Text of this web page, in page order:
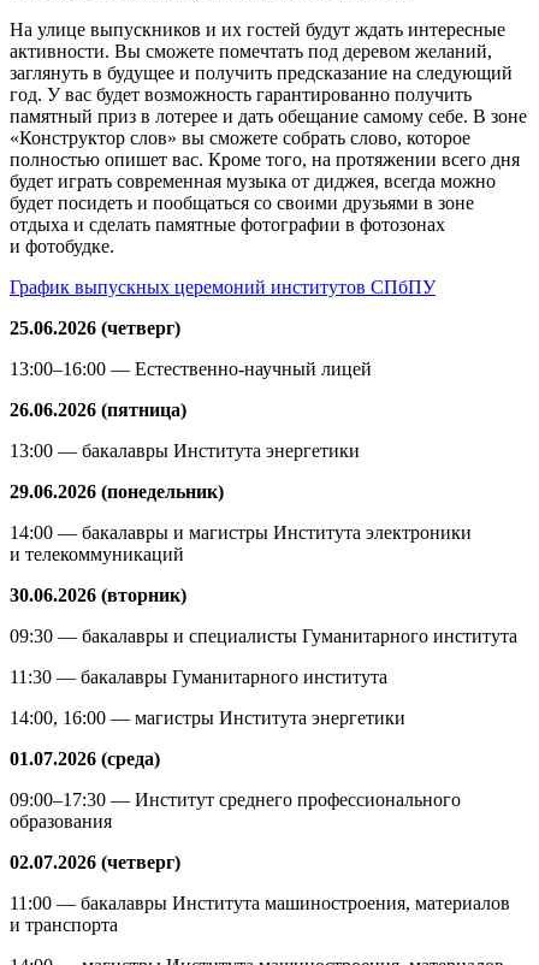
На улице выпускников и их гостей будут ждать интересные
активности. Вы сможете помечтать под деревом желаний,
заглянуть в будущее и получить предсказание на следующий
год. У вас будет возможность гарантированно получить
памятный приз в лотерее и дать обещание самому себе. В зоне
«Конструктор слов» вы сможете собрать слово, которое
полностью опишет вас. Кроме того, на протяжении всего дня
будет играть современная музыка от диджея, всегда можно
будет посидеть и пообщаться со своими друзьями в зоне
отдыха и сделать памятные фотографии в фотозонах
и фотобудке.
График выпускных церемоний институтов СПбПУ
25.06.2026 (четверг)
13:00–16:00 — Естественно-научный лицей
26.06.2026 (пятница)
13:00 — бакалавры Института энергетики
29.06.2026 (понедельник)
14:00 — бакалавры и магистры Института электроники
и телекоммуникаций
30.06.2026 (вторник)
09:30 — бакалавры и специалисты Гуманитарного института
11:30 — бакалавры Гуманитарного института
14:00, 16:00 — магистры Института энергетики
01.07.2026 (среда)
09:00–17:30 — Институт среднего профессионального
образования
02.07.2026 (четверг)
11:00 — бакалавры Института машиностроения, материалов
и транспорта